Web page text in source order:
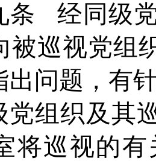
条
经同级
被巡视党组
出问题，有
党组织及其
将巡视的